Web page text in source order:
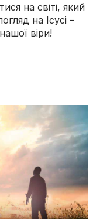
на світі, який
на Ісусі –
віри!